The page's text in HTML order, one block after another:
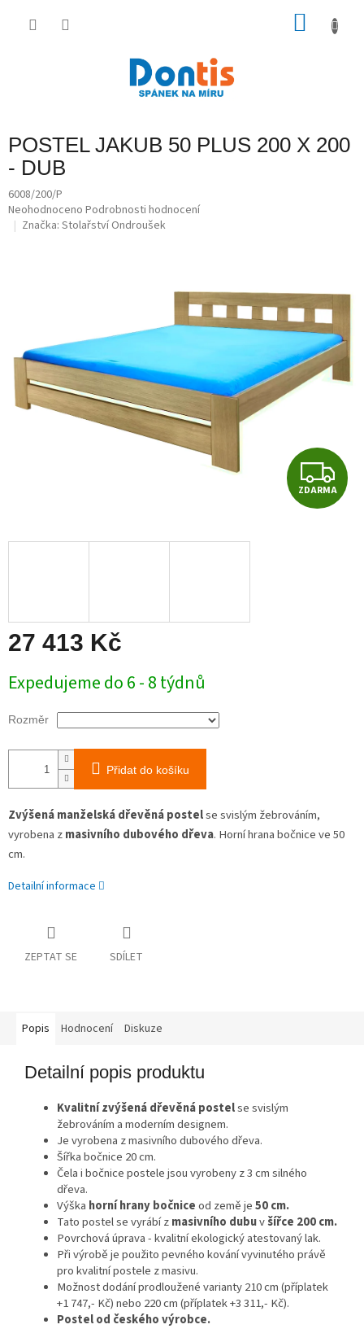
POSTEL JAKUB 50 PLUS 200 X 200
- DUB
6008/200/P
Průměrné
hodnocení
Neohodnoceno Podrobnosti hodnocení
Značka: Stolařství Ondroušek
Z
D
ZDARMA
27 413 Kč
cena:
Expedujeme do 6 - 8 týdnů
Rozměr
Přidat do košíku
Zvýšená manželská dřevěná postelse svislým žebrováním,
vyrobena zmasivního dubového dřeva. Horní hrana bočnice ve 50
cm.
Detailní informace
ZEPTAT SE SDÍLET
Popis Hodnocení Diskuze
Detailní popis produktu
Kvalitní zvýšená dřevěná postelse svislým
žebrováním a moderním designem.
Je vyrobena z masivního dubového dřeva.
Šířka bočnice 20 cm.
Čela i bočnice postele jsou vyrobeny z 3 cm silného
dřeva.
Výška horní hrany bočniceod země je50 cm.
Tato postel se vyrábí zmasivního dubuvšířce 200 cm.
Povrchová úprava - kvalitní ekologický atestovaný lak.
Při výrobě je použito pevného kování vyvinutého právě
pro kvalitní postele z masivu.
Možnost dodání prodloužené varianty 210 cm (příplatek
+1 747,- Kč) nebo 220 cm (příplatek +3 311,- Kč).
Postel od českého výrobce.